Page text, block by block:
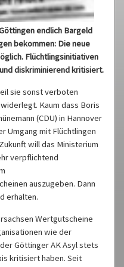
endlich Bargeld
bekommen: Die neue
Flüchtlingsinitiativen
diskriminierend kritisiert.
sie sonst verboten
Kaum dass Boris
(CDU) in Hannover
Umgang mit Flüchtlingen
will das Ministerium
verpflichtend
auszugeben. Dann
erhalten.
Wertgutscheine
wie der
Göttinger AK Asyl stets
kritisiert haben. Seit